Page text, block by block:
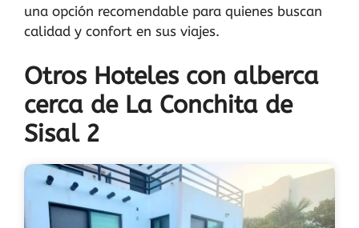
una opción recomendable para quienes buscan
calidad y confort en sus viajes.
Otros Hoteles con alberca
cerca de La Conchita de
Sisal 2